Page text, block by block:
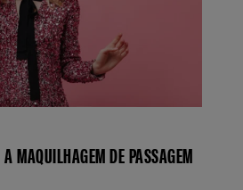
MAQUILHAGEM DE PASSAGEM